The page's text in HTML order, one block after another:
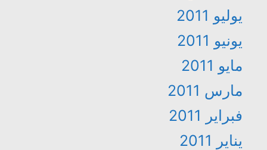
يوليو 2011
يونيو 2011
مايو 2011
مارس 2011
فبراير 2011
يناير 2011